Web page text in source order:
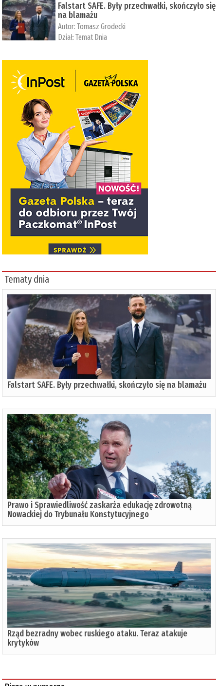
Falstart SAFE. Były przechwałki, skończyło się
na blamażu
Autor:Tomasz Grodecki
Dział:Temat Dnia
Tematy dnia
Falstart SAFE. Były przechwałki, skończyło się na blamażu
Prawo i Sprawiedliwość zaskarża edukację zdrowotną
Nowackiej do Trybunału Konstytucyjnego
Rząd bezradny wobec ruskiego ataku. Teraz atakuje
krytyków